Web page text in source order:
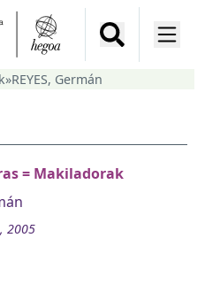
»REYES, Germán
= Makiladorak
2005